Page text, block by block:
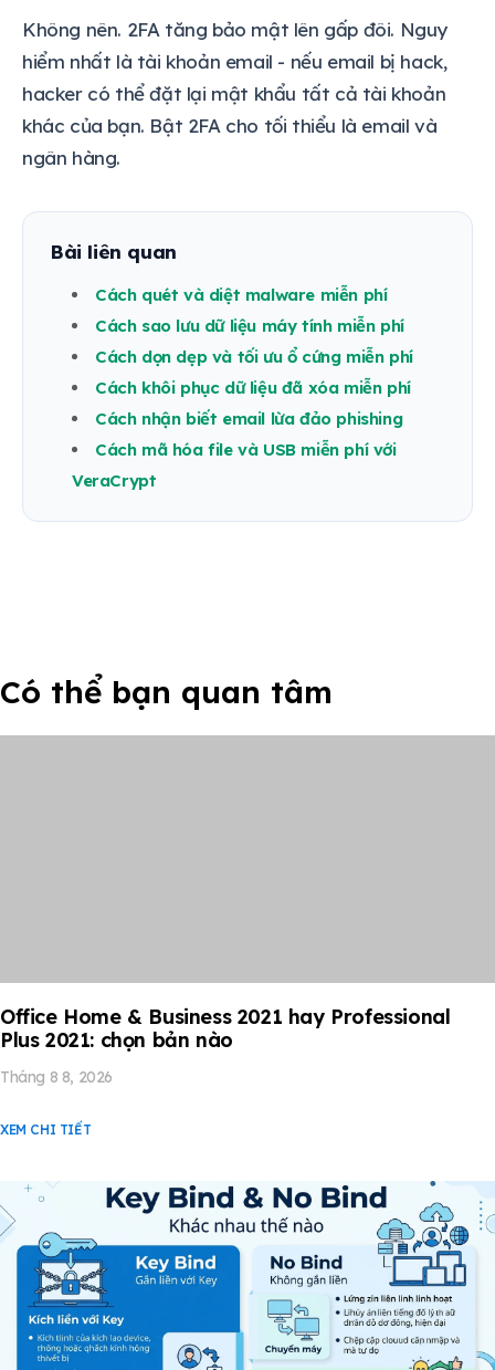
Không nên. 2FA tăng bảo mật lên gấp đôi. Nguy
hiểm nhất là tài khoản email - nếu email bị hack,
hacker có thể đặt lại mật khẩu tất cả tài khoản
khác của bạn. Bật 2FA cho tối thiểu là email và
ngân hàng.
Bài liên quan
Cách quét và diệt malware miễn phí
Cách sao lưu dữ liệu máy tính miễn phí
Cách dọn dẹp và tối ưu ổ cứng miễn phí
Cách khôi phục dữ liệu đã xóa miễn phí
Cách nhận biết email lừa đảo phishing
Cách mã hóa file và USB miễn phí với
VeraCrypt
Có thể bạn quan tâm
Office Home & Business 2021 hay Professional
Plus 2021: chọn bản nào
Tháng 8 8, 2026
XEM CHI TIẾT